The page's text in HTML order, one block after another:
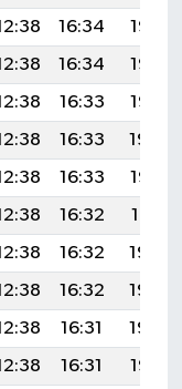
16:34
19:56
16:34
19:55
16:33
19:55
16:33
19:54
16:33
19:53
16:32
19:51
16:32
19:50
16:32
19:49
16:31
19:48
16:31
19:47